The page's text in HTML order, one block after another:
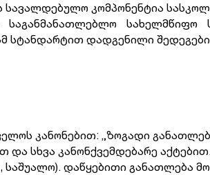
კომპონენტია
სახელმწიფო
სტანდარტით დადგენილი
კანონებით: „ზოგადი
და სხვა კანონქვემდებარე
დაწყებითი განათლება